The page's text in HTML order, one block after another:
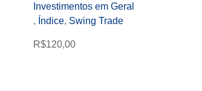
Investimentos em Geral
, Índice, Swing Trade
R$120,00